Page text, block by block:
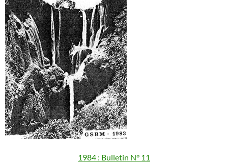
1984 : Bulletin N° 11